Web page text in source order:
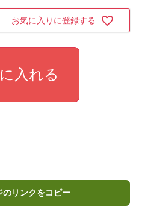
お気に入りに登録する
入れる
のリンクをコピー